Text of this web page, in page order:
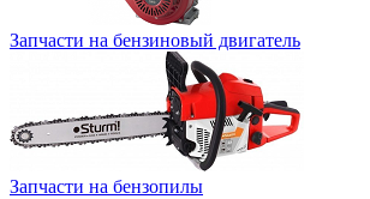
Запчасти на бензиновый двигатель
Запчасти на бензопилы